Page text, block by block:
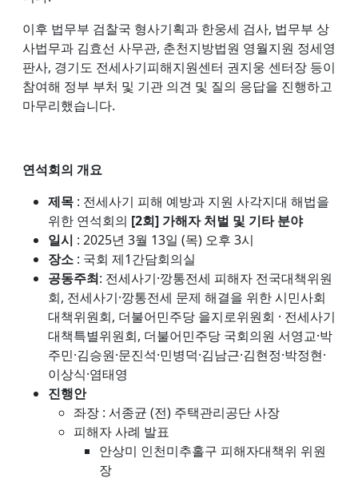
이후 법무부 검찰국 형사기획과 한웅세 검사, 법무부 상
사법무과 김효선 사무관, 춘천지방법원 영월지원 정세영
판사, 경기도 전세사기피해지원센터 권지웅 센터장 등이
참여해 정부 부처 및 기관 의견 및 질의 응답을 진행하고
마무리했습니다.
연석회의 개요
제목 : 전세사기 피해 예방과 지원 사각지대 해법을
위한 연석회의 [2회] 가해자 처벌 및 기타 분야
일시 : 2025년 3월 13일 (목) 오후 3시
장소 : 국회 제1간담회의실
공동주최: 전세사기·깡통전세 피해자 전국대책위원
회, 전세사기·깡통전세 문제 해결을 위한 시민사회
대책위원회, 더불어민주당 을지로위원회 · 전세사기
대책특별위원회, 더불어민주당 국회의원 서영교·박
주민·김승원·문진석·민병덕·김남근·김현정·박정현·
이상식·염태영
진행안
좌장 : 서종균 (전) 주택관리공단 사장
피해자 사례 발표
안상미 인천미추홀구 피해자대책위 위원
장